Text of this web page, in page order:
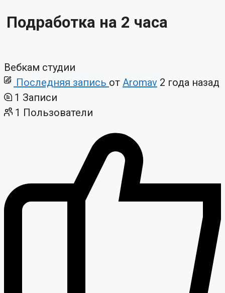
Подработка на 2 часа
Вебкам студии
Последняя запись от Aromav 2 года назад
1 Записи
1 Пользователи